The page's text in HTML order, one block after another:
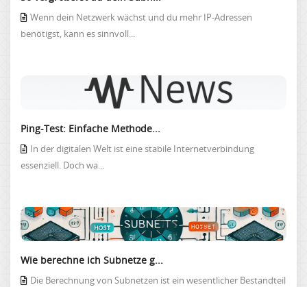
Wenn dein Netzwerk wächst und du mehr IP-Adressen
benötigst, kann es sinnvoll...
Ping-Test: Einfache Methode...
In der digitalen Welt ist eine stabile Internetverbindung
essenziell. Doch wa...
Wie berechne ich Subnetze g...
Die Berechnung von Subnetzen ist ein wesentlicher Bestandteil